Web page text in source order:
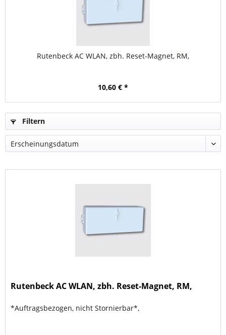
Rutenbeck AC WLAN, zbh. Reset-Magnet, RM,
10,60 € *
Filtern
Rutenbeck AC WLAN, zbh. Reset-Magnet, RM,
*Auftragsbezogen, nicht Stornierbar*,